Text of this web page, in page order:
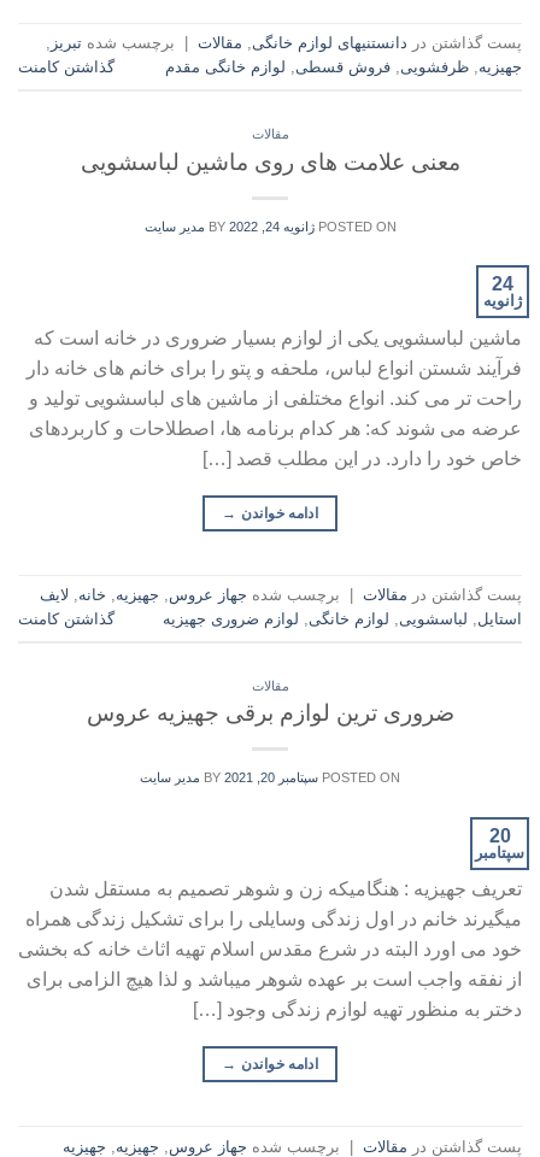
پست گذاشتن در دانستنیهای لوازم خانگی, مقالات برچسب شده تبریز ,
جهیزیه, ظرفشویی, فروش قسطی, لوازم خانگی مقدم گذاشتن کامنت
مقالات
معنی علامت های روی ماشین لباسشویی
POSTED ON ژانویه 24, 2022 BY مدیر سایت
24
ژانویه
ماشین لباسشویی یکی از لوازم بسیار ضروری در خانه است که
فرآیند شستن انواع لباس، ملحفه و پتو را برای خانم های خانه دار
راحت تر می کند. انواع مختلفی از ماشین های لباسشویی تولید و
عرضه می شوند که: هر کدام برنامه ها، اصطلاحات و کاربردهای
خاص خود را دارد. در این مطلب قصد […]
ادامه خواندن →
پست گذاشتن در مقالات برچسب شده جهاز عروس, جهیزیه, خانه, لایف
استایل, لباسشویی, لوازم خانگی, لوازم ضروری جهیزیه گذاشتن کامنت
مقالات
ضروری ترین لوازم برقی جهیزیه عروس
POSTED ON سپتامبر 20, 2021 BY مدیر سایت
20
سپتامبر
تعریف جهیزیه : هنگامیکه زن و شوهر تصمیم به مستقل شدن
میگیرند خانم در اول زندگی وسایلی را برای تشکیل زندگی همراه
خود می اورد البته در شرع مقدس اسلام تهیه اثاث خانه که بخشی
از نفقه واجب است بر عهده شوهر میباشد و لذا هیچ الزامی برای
دختر به منظور تهیه لوازم زندگی وجود […]
ادامه خواندن →
پست گذاشتن در مقالات برچسب شده جهاز عروس جهیزیه
جهیزیه